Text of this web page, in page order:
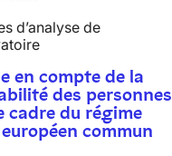
d’analyse de
en compte de la
des personnes
cadre du régime
commun